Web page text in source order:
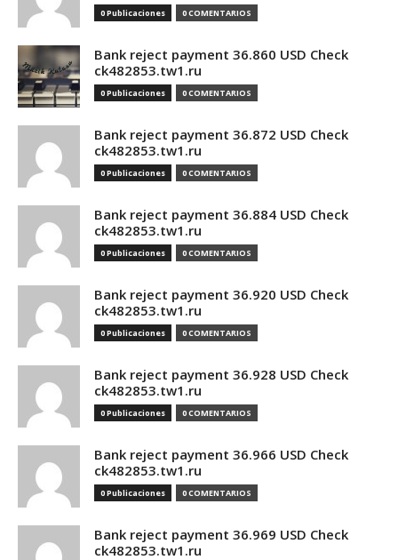
0 Publicaciones 0 COMENTARIOS
Bank reject payment 36.860 USD Check
ck482853.tw1.ru
0 Publicaciones 0 COMENTARIOS
Bank reject payment 36.872 USD Check
ck482853.tw1.ru
0 Publicaciones 0 COMENTARIOS
Bank reject payment 36.884 USD Check
ck482853.tw1.ru
0 Publicaciones 0 COMENTARIOS
Bank reject payment 36.920 USD Check
ck482853.tw1.ru
0 Publicaciones 0 COMENTARIOS
Bank reject payment 36.928 USD Check
ck482853.tw1.ru
0 Publicaciones 0 COMENTARIOS
Bank reject payment 36.966 USD Check
ck482853.tw1.ru
0 Publicaciones 0 COMENTARIOS
Bank reject payment 36.969 USD Check
ck482853.tw1.ru